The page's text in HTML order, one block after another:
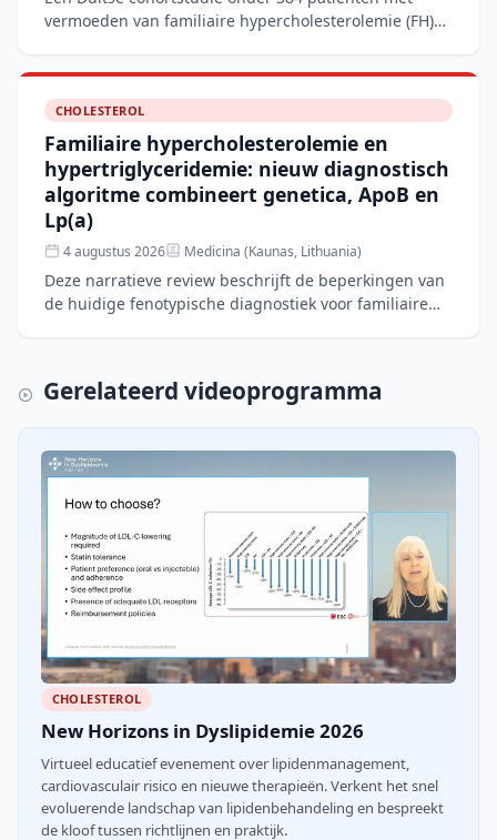
vermoeden van familiaire hypercholesterolemie (FH)
voor lipopro
CHOLESTEROL
Familiaire hypercholesterolemie en
hypertriglyceridemie: nieuw diagnostisch
algoritme combineert genetica, ApoB en
Lp(a)
4 augustus 2026 Medicina (Kaunas, Lithuania)
Deze narratieve review beschrijft de beperkingen van
de huidige fenotypische diagnostiek voor familiaire
Gerelateerd videoprogramma
CHOLESTEROL
New Horizons in Dyslipidemie 2026
Virtueel educatief evenement over lipidenmanagement,
cardiovasculair risico en nieuwe therapieën. Verkent het snel
evoluerende landschap van lipidenbehandeling en bespreekt
de kloof tussen richtlijnen en praktijk.